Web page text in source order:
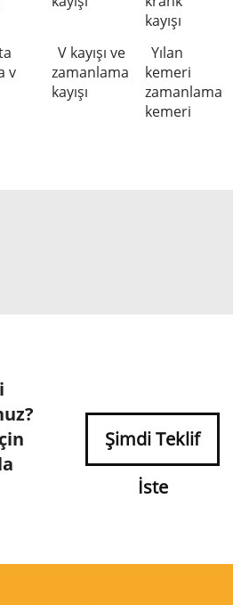
kayışı
v
V kayışı ve
zamanlama
kayışı
Yılan
kemeri
zamanlama
kemeri
Şimdi Teklif
İste